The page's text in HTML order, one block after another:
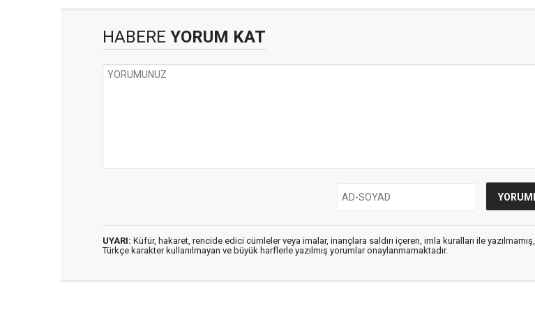
HABERE YORUM KAT
UYARI: Küfür, hakaret, rencide edici cümleler veya imalar, inançlara saldırı içeren, imla kuralları ile yazılmamış,
Türkçe karakter kullanılmayan ve büyük harflerle yazılmış yorumlar onaylanmamaktadır.